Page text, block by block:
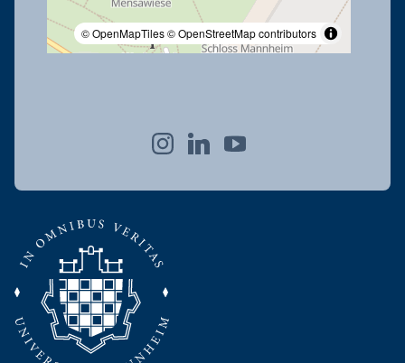
© OpenMapTiles© OpenStreetMap contributors